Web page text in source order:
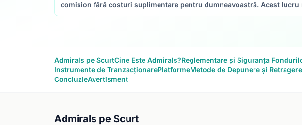
comision fără costuri suplimentare pentru dumneavoastră. Acest
Admirals pe ScurtCine Este Admirals?Reglementare și Siguranța
Instrumente de TranzacționarePlatformeMetode de Depunere și Retragere
ConcluzieAvertisment
Admirals pe Scurt